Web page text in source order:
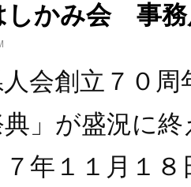
しかみ会 事務
会創立７０周
」が盛況に
年１１月１